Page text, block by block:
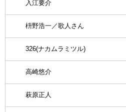
入江要介
枡野浩一／歌人さん
326(ナカムラミツル)
高崎悠介
萩原正人